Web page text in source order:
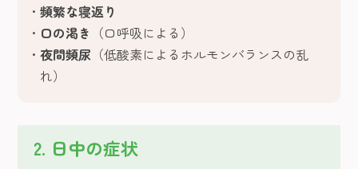
頻繁な寝返り
口の渇き （口呼吸による）
夜間頻尿 （低酸素によるホルモンバランスの乱
れ）
2. 日中の症状